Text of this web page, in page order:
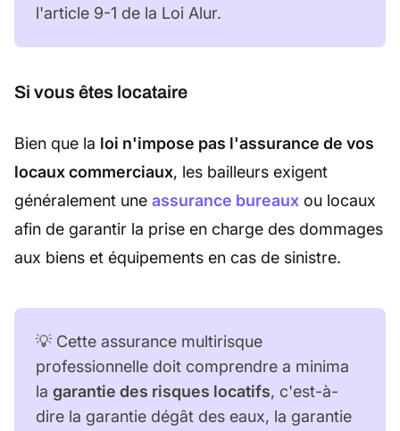
l'article 9-1 de la Loi Alur.
Si vous êtes locataire
Bien que la loi n'impose pas l'assurance de vos
locaux commerciaux, les bailleurs exigent
généralement une assurance bureaux ou locaux
afin de garantir la prise en charge des dommages
aux biens et équipements en cas de sinistre.
💡 Cette assurance multirisque
professionnelle doit comprendre a minima
la garantie des risques locatifs, c'est-à-
dire la garantie dégât des eaux, la garantie